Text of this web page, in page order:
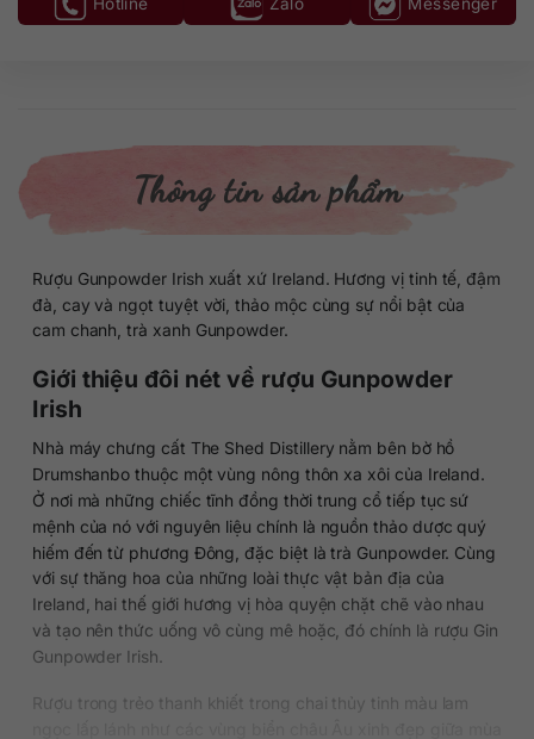
Hotline Zalo Messenger
Thông tin sản phẩm
Rượu Gunpowder Irish xuất xứ Ireland. Hương vị tinh tế, đậm
đà, cay và ngọt tuyệt vời, thảo mộc cùng sự nổi bật của
cam chanh, trà xanh Gunpowder.
Giới thiệu đôi nét về rượu Gunpowder
Irish
Nhà máy chưng cất The Shed Distillery nằm bên bờ hồ
Drumshanbo thuộc một vùng nông thôn xa xôi của Ireland.
Ở nơi mà những chiếc tĩnh đồng thời trung cổ tiếp tục sứ
mệnh của nó với nguyên liệu chính là nguồn thảo dược quý
hiếm đến từ phương Đông, đặc biệt là trà Gunpowder. Cùng
với sự thăng hoa của những loài thực vật bản địa của
Ireland, hai thế giới hương vị hòa quyện chặt chẽ vào nhau
và tạo nên thức uống vô cùng mê hoặc, đó chính là rượu Gin
Gunpowder Irish.
Rượu trong trẻo thanh khiết trong chai thủy tinh màu lam